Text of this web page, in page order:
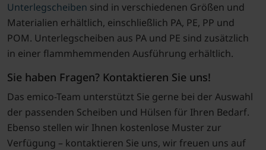
Unterlegscheiben sind in verschiedenen Größen und
Materialien erhältlich, einschließlich PA, PE, PP und
POM. Unterlegscheiben aus PA und PE sind zusätzlich
in einer flammhemmenden Ausführung erhältlich.
Sie haben Fragen? Kontaktieren Sie uns!
Das emico-Team unterstützt Sie gerne bei der Auswahl
der passenden Scheiben und Hülsen für Ihren Bedarf.
Ebenso stellen wir Ihnen kostenlose Muster zur
Verfügung – kontaktieren Sie uns, wir freuen uns auf